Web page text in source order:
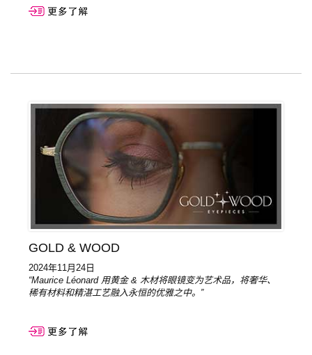
GOLD & WOOD
2024年11月24日
“Maurice Léonard 用黄金 & 木材将眼镜变为艺术品，将奢华、
稀有材料和精湛工艺融入永恒的优雅之中。”